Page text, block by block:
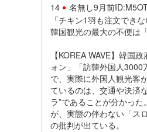
14 名無し9月前
「チキン1羽も注文でき
韓国観光の最大の不便は
【KOREA WAVE】韓国
ォン」「訪韓外国人
で、実際に外国人観光客
ているのは、交通や決済
ラ”であることが分かっ
が、実態の伴わない「ス
の批判が出ている。